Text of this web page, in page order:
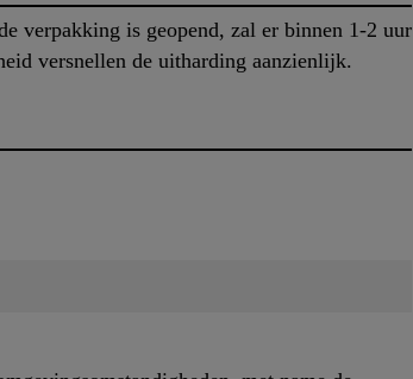
verpakking is geopend, zal er binnen 1-2 uur
versnellen de uitharding aanzienlijk.